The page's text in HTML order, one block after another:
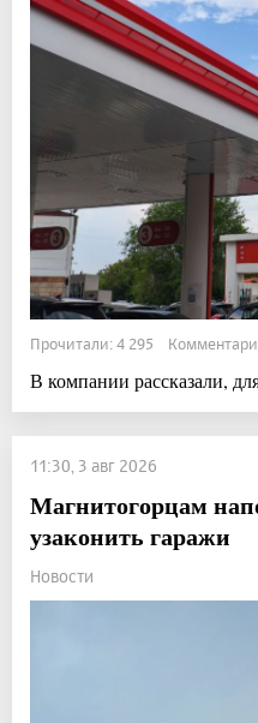
Прочитали: 4 295
В компании рассказали,
11:30, 3 авг 2026
Магнитогорцам
узаконить гаражи
Новости